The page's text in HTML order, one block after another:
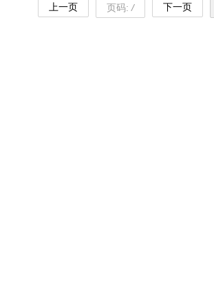
上一页 页码: / 下一页